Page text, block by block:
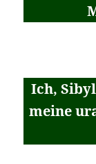
Ich,
meine